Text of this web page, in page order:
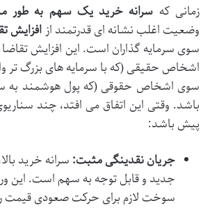
زمانی که سرانه خرید یک سهم به طور
وضعیت اغلب نشانه ای قدرتمند از افزایش
سوی سرمایه گذاران است. این افزایش
اشخاص حقیقی (که با سرمایه های بزرگ تر
سوی اشخاص حقوقی (که پول هوشمند به
باشد. وقتی این اتفاق می افتد، چند
پیش باشد:
جریان نقدینگی مثبت: سرانه خرید
جدید و قابل توجه به سهم است. این
سوخت لازم برای حرکت صعودی قیمت